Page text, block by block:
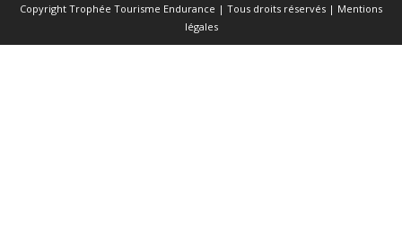
Copyright Trophée Tourisme Endurance | Tous droits réservés | Mentions
légales